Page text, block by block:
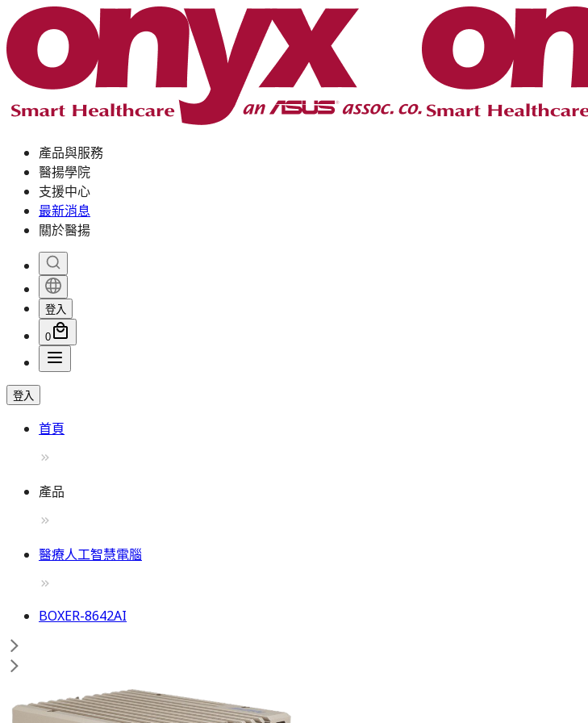
產品與服務
醫揚學院
支援中心
最新消息
關於醫揚
登入
0
登入
首頁
產品
醫療人工智慧電腦
BOXER-8642AI